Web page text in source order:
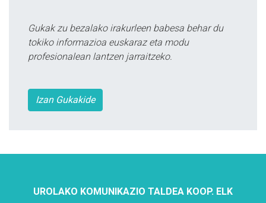
Gukak zu bezalako irakurleen babesa behar du
tokiko informazioa euskaraz eta modu
profesionalean lantzen jarraitzeko.
Izan Gukakide
UROLAKO KOMUNIKAZIO TALDEA KOOP. ELK